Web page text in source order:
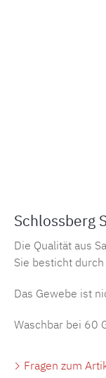
Schlossberg
Die Qualität aus
Sie besticht
Das Gewebe ist
Waschbar bei 60
Fragen zum